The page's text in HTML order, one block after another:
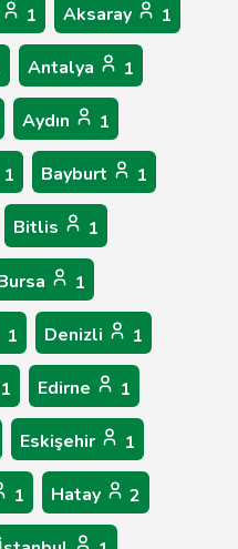
1 Aksaray 1
Antalya 1
Aydın 1
1 Bayburt 1
Bitlis 1
1
1 Denizli 1
1 Edirne 1
Eskişehir 1
1 Hatay 2